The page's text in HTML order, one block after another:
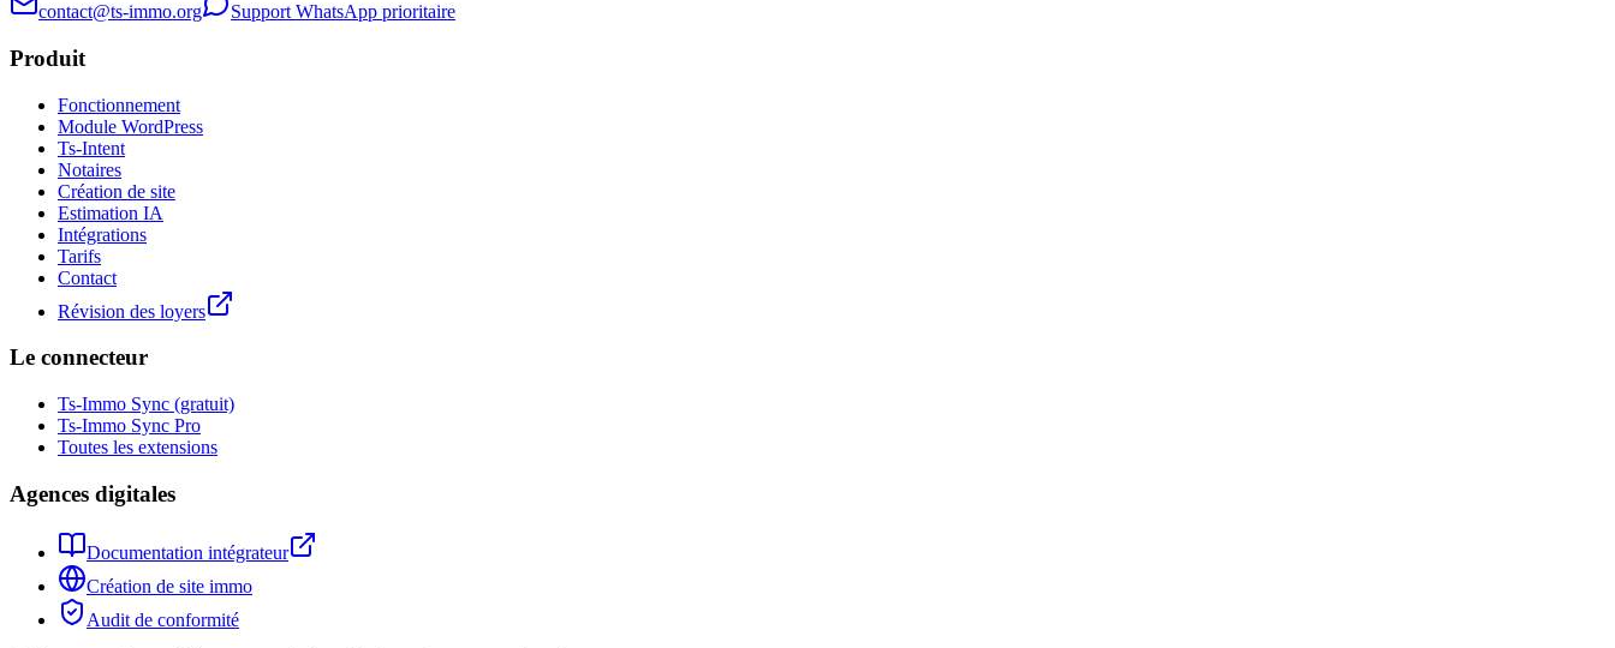
contact@ts-immo.org Support WhatsApp prioritaire
Produit
Fonctionnement
Module WordPress
Ts-Intent
Notaires
Création de site
Estimation IA
Intégrations
Tarifs
Contact
Révision des loyers
Le connecteur
Ts-Immo Sync (gratuit)
Ts-Immo Sync Pro
Toutes les extensions
Agences digitales
Documentation intégrateur
Création de site immo
Audit de conformité